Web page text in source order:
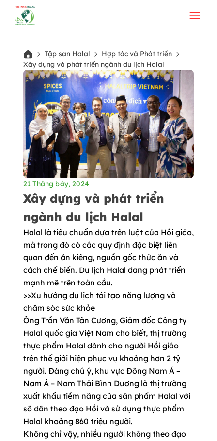
Tập san Halal
Hợp tác và Phát triển
Xây dựng và phát triển ngành du lịch Halal
21 Tháng bảy, 2024
Xây dựng và phát triển
ngành du lịch Halal
Halal là tiêu chuẩn dựa trên luật của Hồi giáo,
mà trong đó có các quy định đặc biệt liên
quan đến ăn kiêng, nguồn gốc thức ăn và
cách chế biến. Du lịch Halal đang phát triển
mạnh mẽ trên toàn cầu.
>>Xu hướng du lịch tái tạo năng lượng và
chăm sóc sức khỏe
Ông Trần Văn Tân Cương, Giám đốc Công ty
Halal quốc gia Việt Nam cho biết, thị trường
thực phẩm Halal dành cho người Hồi giáo
trên thế giới hiện phục vụ khoảng hơn 2 tỷ
người. Đáng chú ý, khu vực Đông Nam Á –
Nam Á – Nam Thái Bình Dương là thị trường
xuất khẩu tiềm năng của sản phẩm Halal với
số dân theo đạo Hồi và sử dụng thực phẩm
Halal khoảng 860 triệu người.
Không chỉ vậy, nhiều người không theo đạo